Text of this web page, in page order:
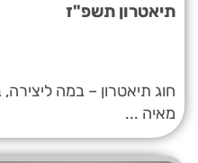
תיאטרון תשפ"ז
חוג תיאטרון – במה ליצירה,
מאיה ...